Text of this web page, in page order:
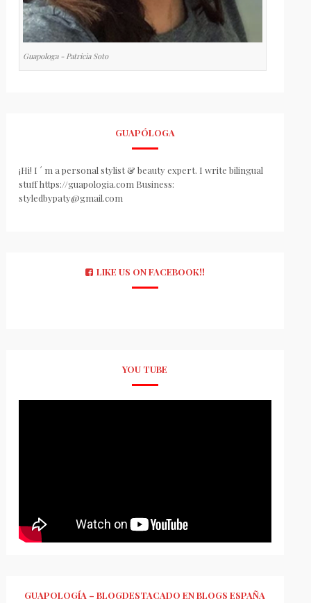
Guapologa - Patricia Soto
GUAPÓLOGA
¡Hi! I ´ m a personal stylist & beauty expert. I write bilingual
stuff https://guapologia.com Business:
styledbypaty@gmail.com
LIKE US ON FACEBOOK!!
YOU TUBE
GUAPOLOGÍA – BLOGDESTACADO EN BLOGS ESPAÑA